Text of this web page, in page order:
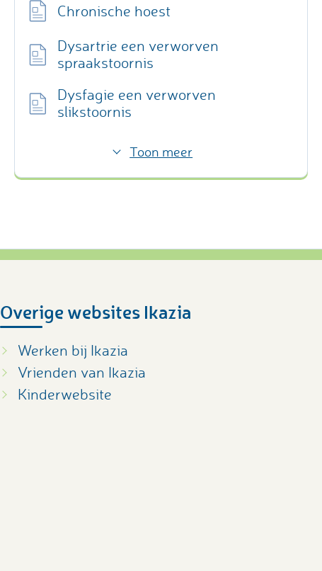
Chronische hoest
Dysartrie een verworven
spraakstoornis
Dysfagie een verworven
slikstoornis
Toon meer
Overige websites Ikazia
Werken bij Ikazia
Vrienden van Ikazia
Kinderwebsite